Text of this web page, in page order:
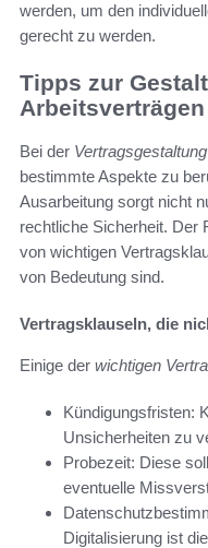
werden, um den
gerecht zu werden.
Tipps zur
Arbeitsverträgen
Bei der
bestimmte Aspekte zu
Ausarbeitung sorgt nicht
rechtliche Sicherheit. Der
von wichtigen
von Bedeutung sind.
Vertragsklauseln, die
Einige der wichtigen
Kündigungsfristen:
Unsicherheiten zu
Probezeit: Diese
eventuelle
Digitalisierung ist